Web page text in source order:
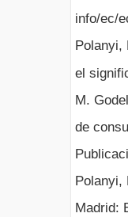
info/ec/
Polanyi,
el
M.
de
Madrid: